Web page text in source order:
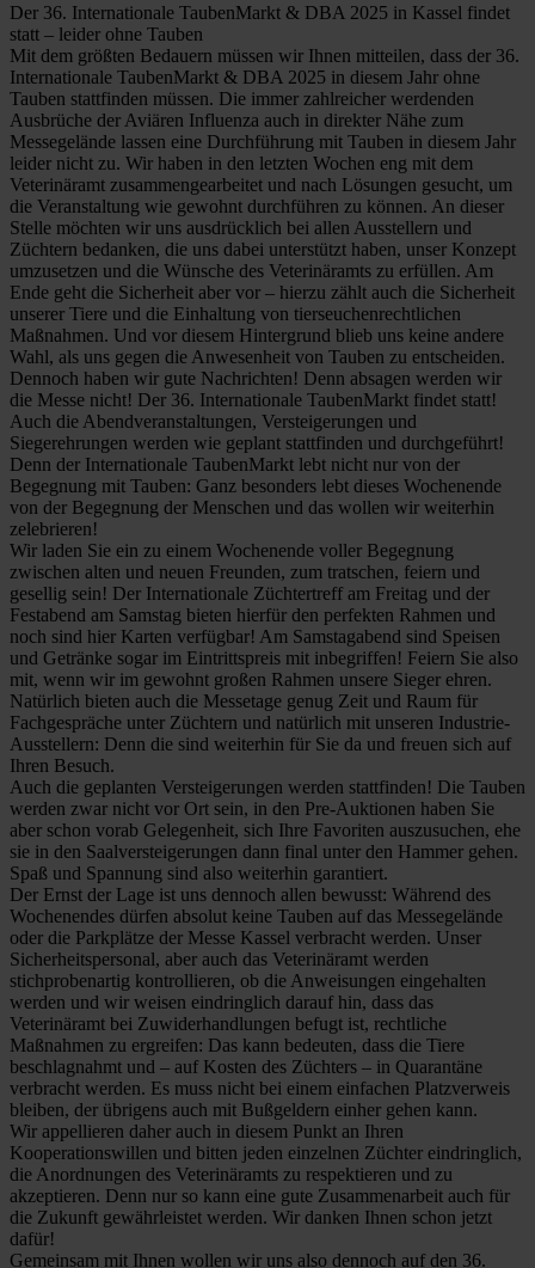
Der 36. Internationale TaubenMarkt & DBA 2025 in Kassel findet
statt – leider ohne Tauben
Mit dem größten Bedauern müssen wir Ihnen mitteilen, dass der 36.
Internationale TaubenMarkt & DBA 2025 in diesem Jahr ohne
Tauben stattfinden müssen. Die immer zahlreicher werdenden
Ausbrüche der Aviären Influenza auch in direkter Nähe zum
Messegelände lassen eine Durchführung mit Tauben in diesem Jahr
leider nicht zu. Wir haben in den letzten Wochen eng mit dem
Veterinäramt zusammengearbeitet und nach Lösungen gesucht, um
die Veranstaltung wie gewohnt durchführen zu können. An dieser
Stelle möchten wir uns ausdrücklich bei allen Ausstellern und
Züchtern bedanken, die uns dabei unterstützt haben, unser Konzept
umzusetzen und die Wünsche des Veterinäramts zu erfüllen. Am
Ende geht die Sicherheit aber vor – hierzu zählt auch die Sicherheit
unserer Tiere und die Einhaltung von tierseuchenrechtlichen
Maßnahmen. Und vor diesem Hintergrund blieb uns keine andere
Wahl, als uns gegen die Anwesenheit von Tauben zu entscheiden.
Dennoch haben wir gute Nachrichten! Denn absagen werden wir
die Messe nicht! Der 36. Internationale TaubenMarkt findet statt!
Auch die Abendveranstaltungen, Versteigerungen und
Siegerehrungen werden wie geplant stattfinden und durchgeführt!
Denn der Internationale TaubenMarkt lebt nicht nur von der
Begegnung mit Tauben: Ganz besonders lebt dieses Wochenende
von der Begegnung der Menschen und das wollen wir weiterhin
zelebrieren!
Wir laden Sie ein zu einem Wochenende voller Begegnung
zwischen alten und neuen Freunden, zum tratschen, feiern und
gesellig sein! Der Internationale Züchtertreff am Freitag und der
Festabend am Samstag bieten hierfür den perfekten Rahmen und
noch sind hier Karten verfügbar! Am Samstagabend sind Speisen
und Getränke sogar im Eintrittspreis mit inbegriffen! Feiern Sie also
mit, wenn wir im gewohnt großen Rahmen unsere Sieger ehren.
Natürlich bieten auch die Messetage genug Zeit und Raum für
Fachgespräche unter Züchtern und natürlich mit unseren Industrie-
Ausstellern: Denn die sind weiterhin für Sie da und freuen sich auf
Ihren Besuch.
Auch die geplanten Versteigerungen werden stattfinden! Die Tauben
werden zwar nicht vor Ort sein, in den Pre-Auktionen haben Sie
aber schon vorab Gelegenheit, sich Ihre Favoriten auszusuchen, ehe
sie in den Saalversteigerungen dann final unter den Hammer gehen.
Spaß und Spannung sind also weiterhin garantiert.
Der Ernst der Lage ist uns dennoch allen bewusst: Während des
Wochenendes dürfen absolut keine Tauben auf das Messegelände
oder die Parkplätze der Messe Kassel verbracht werden. Unser
Sicherheitspersonal, aber auch das Veterinäramt werden
stichprobenartig kontrollieren, ob die Anweisungen eingehalten
werden und wir weisen eindringlich darauf hin, dass das
Veterinäramt bei Zuwiderhandlungen befugt ist, rechtliche
Maßnahmen zu ergreifen: Das kann bedeuten, dass die Tiere
beschlagnahmt und – auf Kosten des Züchters – in Quarantäne
verbracht werden. Es muss nicht bei einem einfachen Platzverweis
bleiben, der übrigens auch mit Bußgeldern einher gehen kann.
Wir appellieren daher auch in diesem Punkt an Ihren
Kooperationswillen und bitten jeden einzelnen Züchter eindringlich,
die Anordnungen des Veterinäramts zu respektieren und zu
akzeptieren. Denn nur so kann eine gute Zusammenarbeit auch für
die Zukunft gewährleistet werden. Wir danken Ihnen schon jetzt
dafür!
Gemeinsam mit Ihnen wollen wir uns also dennoch auf den 36.